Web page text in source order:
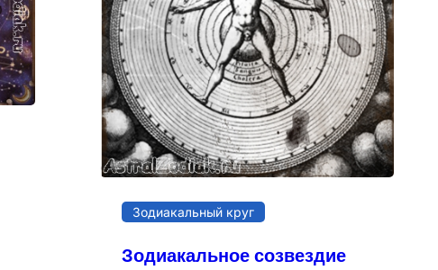
Зодиакальный круг
Зодиакальное созвездие